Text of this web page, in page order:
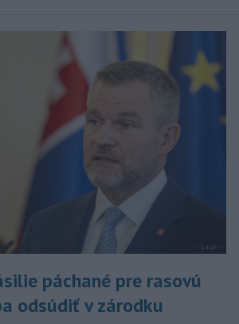
páchané pre rasovú
odsúdiť v zárodku